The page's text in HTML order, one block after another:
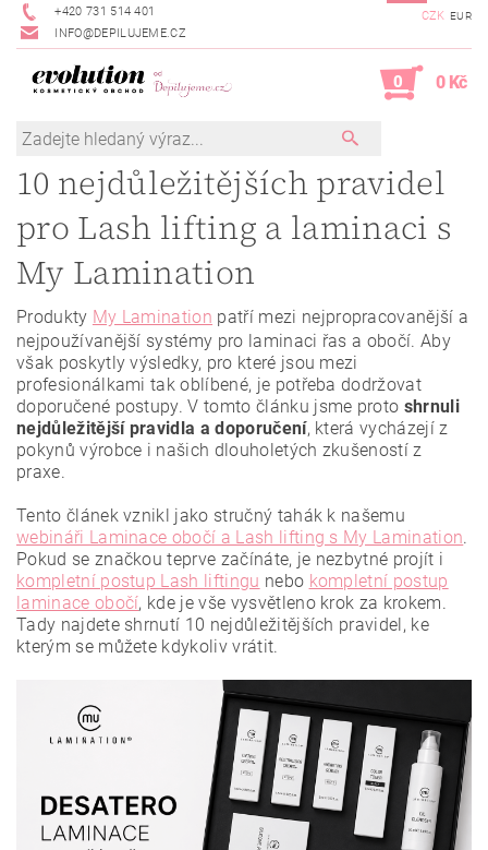
+420 731 514 401
INFO@DEPILUJEME.CZ
CZK EUR
0 0 Kč
10 nejdůležitějších pravidel
pro Lash lifting a laminaci s
My Lamination
Produkty My Lamination patří mezi nejpropracovanější a
nejpoužívanější systémy pro laminaci řas a obočí. Aby
však poskytly výsledky, pro které jsou mezi
profesionálkami tak oblíbené, je potřeba dodržovat
doporučené postupy. V tomto článku jsme proto shrnuli
nejdůležitější pravidla a doporučení, která vycházejí z
pokynů výrobce i našich dlouholetých zkušeností z
praxe.
Tento článek vznikl jako stručný tahák k našemu
webináři Laminace obočí a Lash lifting s My Lamination.
Pokud se značkou teprve začínáte, je nezbytné projít i
kompletní postup Lash liftingu nebo kompletní postup
laminace obočí, kde je vše vysvětleno krok za krokem.
Tady najdete shrnutí 10 nejdůležitějších pravidel, ke
kterým se můžete kdykoliv vrátit.